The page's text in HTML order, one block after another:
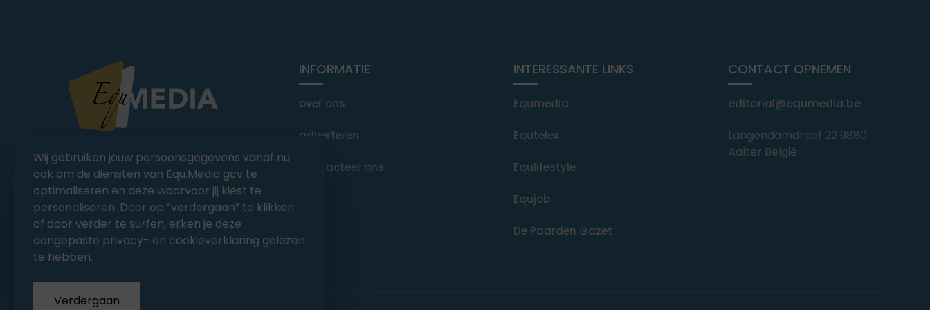
You Ride it We Write it,
Equestrian news
INFORMATIE
over ons
adverteren
Contacteer ons
INTERESSANTE LINKS
Equmedia
Equtelex
Equlifestyle
Equjob
De Paarden Gazet
CONTACT OPNEMEN
editorial@equmedia.be
Langendamdreef 22 9880
Aalter België
Wij gebruiken jouw persoonsgegevens vanaf nu
ook om de diensten van Equ.Media gcv te
optimaliseren en deze waarvoor jij kiest te
personaliseren. Door op “verdergaan” te klikken
of door verder te surfen, erken je deze
aangepaste privacy- en cookieverklaring gelezen
te hebben.
Verdergaan